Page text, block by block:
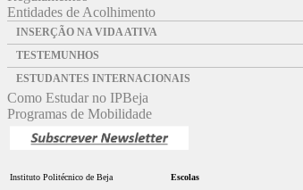
Entidades de Acolhimento
INSERÇÃO NA VIDA ATIVA
TESTEMUNHOS
ESTUDANTES INTERNACIONAIS
Como Estudar no IPBeja
Programas de Mobilidade
Instituto Politécnico de Beja
Escolas